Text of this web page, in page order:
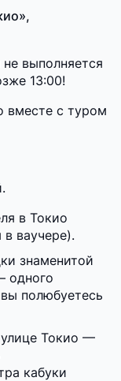
выполняется
13:00!
вместе с туром
в Токио
в ваучере).
знаменитой
одного
полюбуетесь
Токио —
кабуки